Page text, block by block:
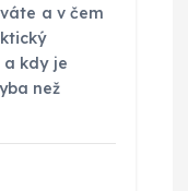
a v čem
kdy je
než